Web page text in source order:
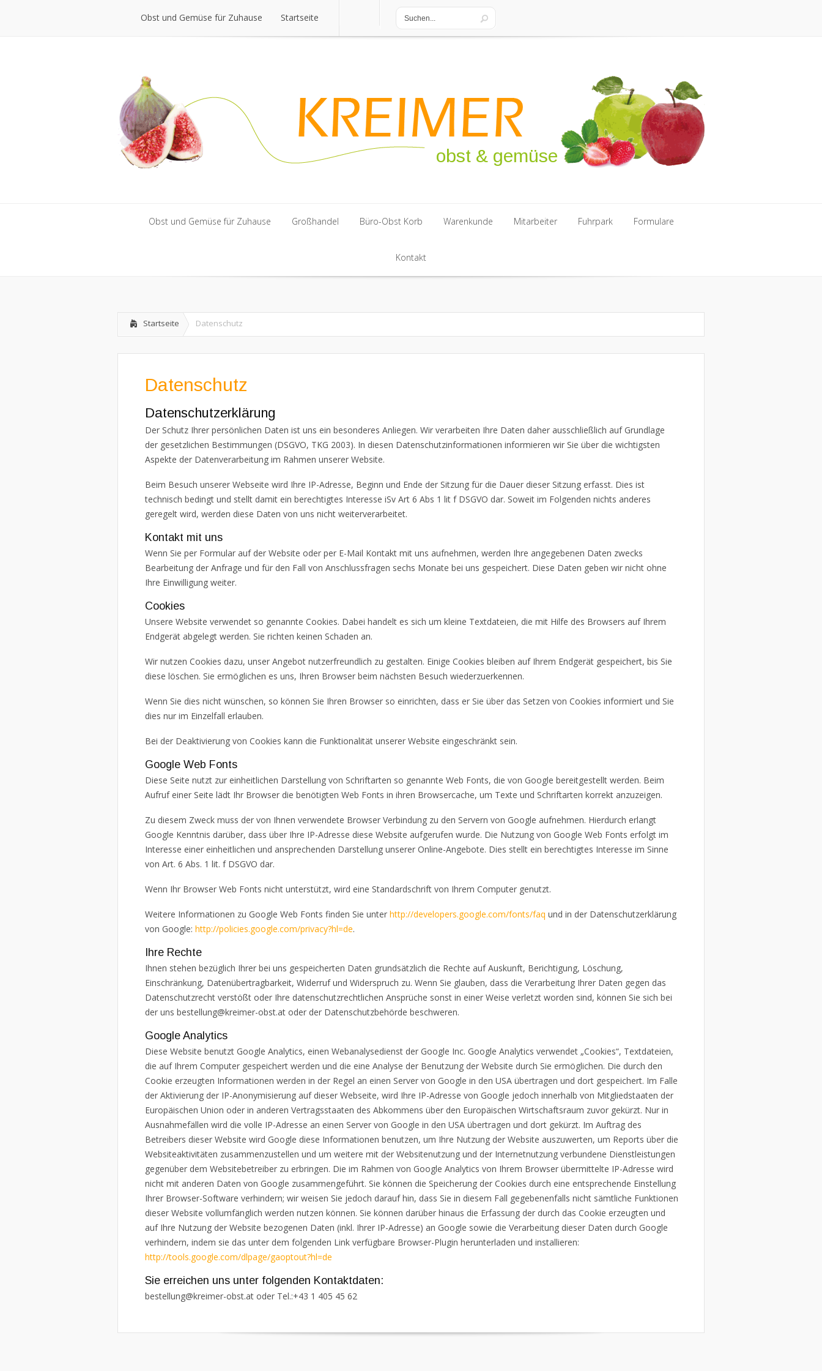
Obst und Gemüse für Zuhause Startseite
obst & gemüse
Obst und Gemüse für Zuhause Großhandel Büro-Obst Korb
Büro-Obst Korb
Warenkunde Mitarbeiter Fuhrpark Formulare
Kontakt
Startseite Datenschutz
Datenschutz
Datenschutzerklärung
Der Schutz Ihrer persönlichen Daten ist uns ein besonderes Anliegen. Wir verarbeiten Ihre Daten daher ausschließlich auf Grundlage
der gesetzlichen Bestimmungen (DSGVO, TKG 2003). In diesen Datenschutzinformationen informieren wir Sie über die wichtigsten
Aspekte der Datenverarbeitung im Rahmen unserer Website.
Beim Besuch unserer Webseite wird Ihre IP-Adresse, Beginn und Ende der Sitzung für die Dauer dieser Sitzung erfasst. Dies ist
technisch bedingt und stellt damit ein berechtigtes Interesse iSv Art 6 Abs 1 lit f DSGVO dar. Soweit im Folgenden nichts anderes
geregelt wird, werden diese Daten von uns nicht weiterverarbeitet.
Kontakt mit uns
Wenn Sie per Formular auf der Website oder per E-Mail Kontakt mit uns aufnehmen, werden Ihre angegebenen Daten zwecks
Bearbeitung der Anfrage und für den Fall von Anschlussfragen sechs Monate bei uns gespeichert. Diese Daten geben wir nicht ohne
Ihre Einwilligung weiter.
Cookies
Unsere Website verwendet so genannte Cookies. Dabei handelt es sich um kleine Textdateien, die mit Hilfe des Browsers auf Ihrem
Endgerät abgelegt werden. Sie richten keinen Schaden an.
Wir nutzen Cookies dazu, unser Angebot nutzerfreundlich zu gestalten. Einige Cookies bleiben auf Ihrem Endgerät gespeichert, bis Sie
diese löschen. Sie ermöglichen es uns, Ihren Browser beim nächsten Besuch wiederzuerkennen.
Wenn Sie dies nicht wünschen, so können Sie Ihren Browser so einrichten, dass er Sie über das Setzen von Cookies informiert und Sie
dies nur im Einzelfall erlauben.
Bei der Deaktivierung von Cookies kann die Funktionalität unserer Website eingeschränkt sein.
Google Web Fonts
Diese Seite nutzt zur einheitlichen Darstellung von Schriftarten so genannte Web Fonts, die von Google bereitgestellt werden. Beim
Aufruf einer Seite lädt Ihr Browser die benötigten Web Fonts in ihren Browsercache, um Texte und Schriftarten korrekt anzuzeigen.
Zu diesem Zweck muss der von Ihnen verwendete Browser Verbindung zu den Servern von Google aufnehmen. Hierdurch erlangt
Google Kenntnis darüber, dass über Ihre IP-Adresse diese Website aufgerufen wurde. Die Nutzung von Google Web Fonts erfolgt im
Interesse einer einheitlichen und ansprechenden Darstellung unserer Online-Angebote. Dies stellt ein berechtigtes Interesse im Sinne
von Art. 6 Abs. 1 lit. f DSGVO dar.
Wenn Ihr Browser Web Fonts nicht unterstützt, wird eine Standardschrift von Ihrem Computer genutzt.
Weitere Informationen zu Google Web Fonts finden Sie unter http://developers.google.com/fonts/faq und in der Datenschutzerklärung
von Google: http://policies.google.com/privacy?hl=de.
Ihre Rechte
Ihnen stehen bezüglich Ihrer bei uns gespeicherten Daten grundsätzlich die Rechte auf Auskunft, Berichtigung, Löschung,
Einschränkung, Datenübertragbarkeit, Widerruf und Widerspruch zu. Wenn Sie glauben, dass die Verarbeitung Ihrer Daten gegen das
Datenschutzrecht verstößt oder Ihre datenschutzrechtlichen Ansprüche sonst in einer Weise verletzt worden sind, können Sie sich bei
der uns bestellung@kreimer-obst.at oder der Datenschutzbehörde beschweren.
Google Analytics
Diese Website benutzt Google Analytics, einen Webanalysedienst der Google Inc. Google Analytics verwendet „Cookies“, Textdateien,
die auf Ihrem Computer gespeichert werden und die eine Analyse der Benutzung der Website durch Sie ermöglichen. Die durch den
Cookie erzeugten Informationen werden in der Regel an einen Server von Google in den USA übertragen und dort gespeichert. Im Falle
der Aktivierung der IP-Anonymisierung auf dieser Webseite, wird Ihre IP-Adresse von Google jedoch innerhalb von Mitgliedstaaten der
Europäischen Union oder in anderen Vertragsstaaten des Abkommens über den Europäischen Wirtschaftsraum zuvor gekürzt. Nur in
Ausnahmefällen wird die volle IP-Adresse an einen Server von Google in den USA übertragen und dort gekürzt. Im Auftrag des
Betreibers dieser Website wird Google diese Informationen benutzen, um Ihre Nutzung der Website auszuwerten, um Reports über die
Websiteaktivitäten zusammenzustellen und um weitere mit der Websitenutzung und der Internetnutzung verbundene Dienstleistungen
gegenüber dem Websitebetreiber zu erbringen. Die im Rahmen von Google Analytics von Ihrem Browser übermittelte IP-Adresse wird
nicht mit anderen Daten von Google zusammengeführt. Sie können die Speicherung der Cookies durch eine entsprechende Einstellung
Ihrer Browser-Software verhindern; wir weisen Sie jedoch darauf hin, dass Sie in diesem Fall gegebenenfalls nicht sämtliche Funktionen
dieser Website vollumfänglich werden nutzen können. Sie können darüber hinaus die Erfassung der durch das Cookie erzeugten und
auf Ihre Nutzung der Website bezogenen Daten (inkl. Ihrer IP-Adresse) an Google sowie die Verarbeitung dieser Daten durch Google
verhindern, indem sie das unter dem folgenden Link verfügbare Browser-Plugin herunterladen und installieren:
http://tools.google.com/dlpage/gaoptout?hl=de
Sie erreichen uns unter folgenden Kontaktdaten:
bestellung@kreimer-obst.at oder Tel.:+43 1 405 45 62